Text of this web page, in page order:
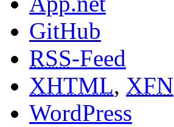
GitHub
RSS-Feed
XHTML, XFN
WordPress